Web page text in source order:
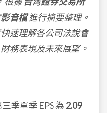
音檔進行摘要整理。
速理解各公司法說會
務表現及未來展望。
三季單季 EPS 為 2.09